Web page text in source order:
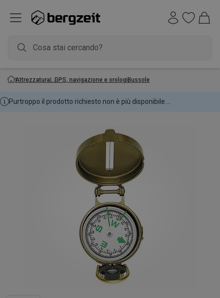
Attrezzatura GPS, navigazione e orologiBussole
Purtroppo il prodotto richiesto non è più disponibile....